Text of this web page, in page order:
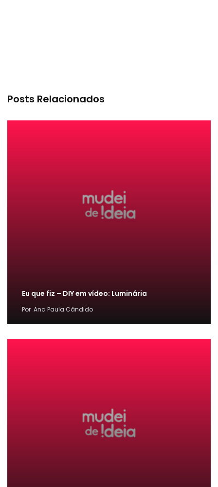
Posts Relacionados
Eu que fiz – DIY em vídeo: Luminária
Por Ana Paula Cândido